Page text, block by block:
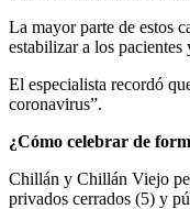
La mayor parte de estos
estabilizar a los pacientes
El especialista recordó
coronavirus”.
¿Cómo celebrar de
Chillán y Chillán Viejo
privados cerrados (5) y